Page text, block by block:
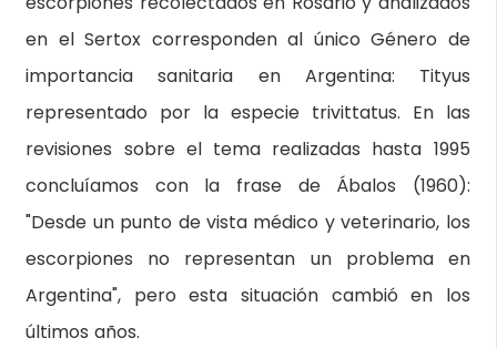
en el Sertox corresponden al único Género de
importancia sanitaria en Argentina: Tityus
representado por la especie trivittatus. En las
revisiones sobre el tema realizadas hasta 1995
concluíamos con la frase de Ábalos (1960):
"Desde un punto de vista médico y veterinario, los
escorpiones no representan un problema en
Argentina", pero esta situación cambió en los
últimos años.